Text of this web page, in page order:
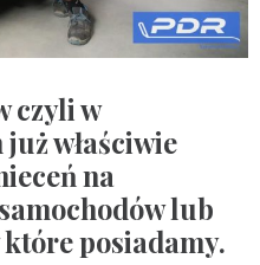
czyli w
właściwie
na
lub
posiadamy.